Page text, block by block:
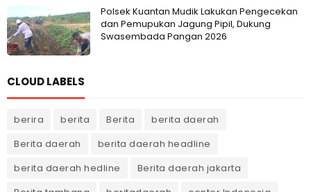
Polsek Kuantan Mudik Lakukan Pengecekan
dan Pemupukan Jagung Pipil, Dukung
Swasembada Pangan 2026
CLOUD LABELS
berira berita Berita
berita daerah
Berita daerah
berita daerah headline
berita daerah hedline
Berita daerah jakarta